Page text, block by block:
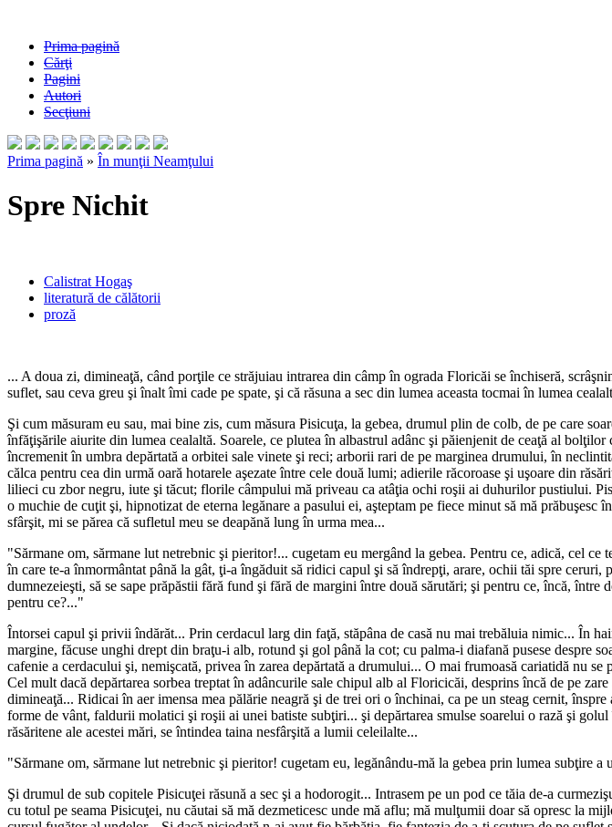
Prima pagină
Cărţi
Pagini
Autori
Secţiuni
Prima pagină » În munţii Neamţului
Spre Nichit
Calistrat Hogaş
literatură de călătorii
proză
... A doua zi, dimineaţă, când porţile ce străjuiau intrarea din câmp în ograda Floricăi se închiseră,
suflet, sau ceva greu şi înalt îmi cade pe spate, şi că răsuna a sec din lumea aceasta tocmai în lumea
Şi cum măsuram eu sau, mai bine zis, cum măsura Pisicuţa, la gebea, drumul plin de colb, de pe care
înfăţişările aiurite din lumea cealaltă. Soarele, ce plutea în albastrul adânc şi păienjenit de ceaţă al
încremenit în umbra depărtată a orbitei sale vinete şi reci; arborii rari de pe marginea drumului, în
călca pentru cea din urmă oară hotarele aşezate între cele două lumi; adierile răcoroase şi uşoare din
lilieci cu zbor negru, iute şi tăcut; florile câmpului mă priveau ca atâţia ochi roşii ai duhurilor pustiului.
o muchie de cuţit şi, hipnotizat de eterna legănare a pasului ei, aşteptam pe fiece minut să mă
sfârşit, mi se părea că sufletul meu se deapănă lung în urma mea...
"Sărmane om, sărmane lut netrebnic şi pieritor!... cugetam eu mergând la gebea. Pentru ce, adică, cel
în care te-a înmormântat până la gât, ţi-a îngăduit să ridici capul şi să îndrepţi, arare, ochii tăi spre
dumnezeieşti, să se sape prăpăstii fără fund şi fără de margini între două sărutări; şi pentru ce, încă,
pentru ce?..."
Întorsei capul şi privii îndărăt... Prin cerdacul larg din faţă, stăpâna de casă nu mai trebăluia nimic... În
margine, făcuse unghi drept din braţu-i alb, rotund şi gol până la cot; cu palma-i diafană pusese despre
cafenie a cerdacului şi, nemişcată, privea în zarea depărtată a drumului... O mai frumoasă cariatidă nu
Cel mult dacă depărtarea sorbea treptat în adâncurile sale chipul alb al Floricicăi, desprins încă de pe
dimineaţă... Ridicai în aer imensa mea pălărie neagră şi de trei ori o închinai, ca pe un steag cernit,
forme de vânt, faldurii molatici şi roşii ai unei batiste subţiri... şi depărtarea smulse soarelui o rază şi
răsăritene ale acestei mări, se întindea taina nesfârşită a lumii celeilalte...
"Sărmane om, sărmane lut netrebnic şi pieritor! cugetam eu, legănându-mă la gebea prin lumea subţire a
Şi drumul de sub copitele Pisicuţei răsună a sec şi a hodorogit... Intrasem pe un pod ce tăia de-a
cu totul pe seama Pisicuţei, nu căutai să mă dezmeticesc unde mă aflu; mă mulţumii doar să opresc la